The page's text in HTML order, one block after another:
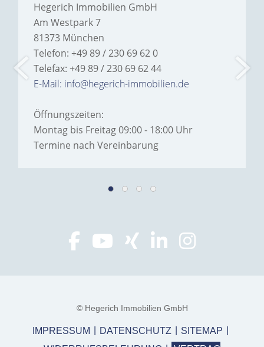
Hegerich Immobilien GmbH
Am Westpark 7
81373 München
Telefon: +49 89 / 230 69 62 0
Telefax: +49 89 / 230 69 62 44
E-Mail: info@hegerich-immobilien.de
Öffnungszeiten:
Montag bis Freitag 09:00 - 18:00 Uhr
Termine nach Vereinbarung
© Hegerich Immobilien GmbH
IMPRESSUM DATENSCHUTZ
SITEMAP